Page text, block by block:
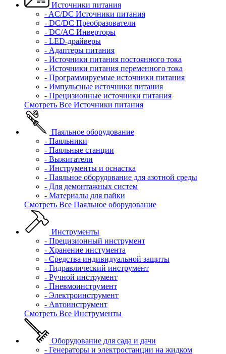
Источники питания
- AC/DC Источники питания
- DC/DC Преобразователи
- DC/AC Инверторы
- LED-драйверы
- Адаптеры питания
- Источники питания постоянного тока
- Источники питания переменного тока
- Программируемые источники питания
- Импульсные источники питания
- Прецизионные источники питания
Смотреть Все Источники питания
Паяльное оборудование
- Паяльники
- Паяльные станции
- Выжигатели
- Инструменты и оснастка
- Паяльное оборудование для азотной среды
- Для демонтажных систем
- Материалы для пайки
Смотреть Все Паяльное оборудование
Инструменты
- Прецизионный инструмент
- Хранение инстумента
- Средства индивидуальной защиты
- Гидравлический инструмент
- Ручной инструмент
- Пневмоинструмент
- Электроинструмент
- Автоинструмент
Смотреть Все Инструменты
Оборудование для сада и дачи
- Генераторы и электростанции на жидком